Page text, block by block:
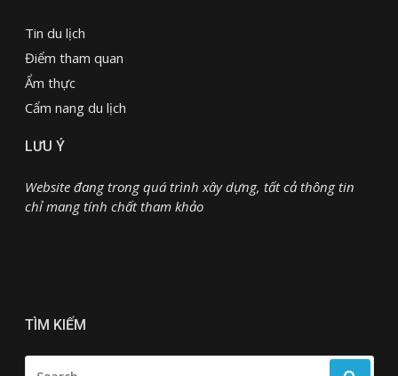
Tin du lịch
Điểm tham quan
Ẩm thực
Cẩm nang du lịch
LƯU Ý
Website đang trong quá trình xây dựng, tất cả thông tin
chỉ mang tính chất tham khảo
TÌM KIẾM